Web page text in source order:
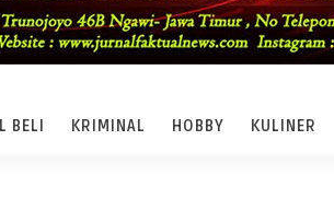
BELI KRIMINAL HOBBY KULINER